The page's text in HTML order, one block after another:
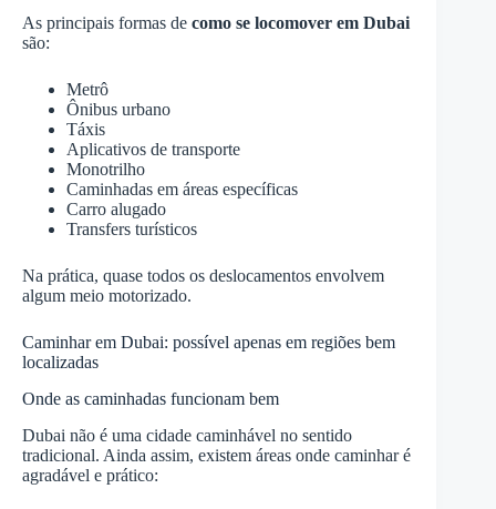
As principais formas de como se locomover em Dubai
são:
Metrô
Ônibus urbano
Táxis
Aplicativos de transporte
Monotrilho
Caminhadas em áreas específicas
Carro alugado
Transfers turísticos
Na prática, quase todos os deslocamentos envolvem
algum meio motorizado.
Caminhar em Dubai: possível apenas em regiões bem
localizadas
Onde as caminhadas funcionam bem
Dubai não é uma cidade caminhável no sentido
tradicional. Ainda assim, existem áreas onde caminhar é
agradável e prático: